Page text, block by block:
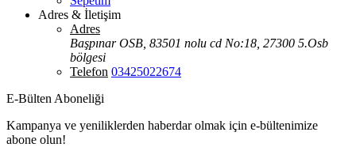
Adres & İletişim
Adres
Başpınar OSB, 83501 nolu cd No:18, 27300 5.Osb
bölgesi
Telefon 03425022674
E-Bülten Aboneliği
Kampanya ve yeniliklerden haberdar olmak için e-bültenimize
abone olun!